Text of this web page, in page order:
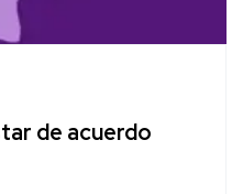
de acuerdo